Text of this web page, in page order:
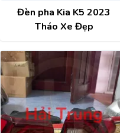
Đèn pha Kia K5 2023
Tháo Xe Đẹp